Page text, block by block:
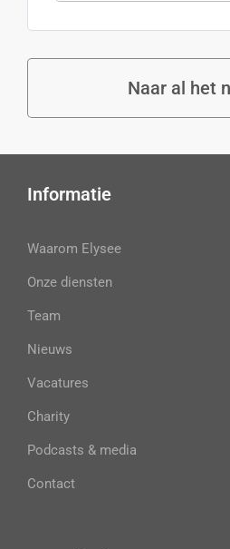
Naar al het
Informatie
Waarom Elysee
Onze diensten
Team
Nieuws
Vacatures
Charity
Podcasts & media
Contact